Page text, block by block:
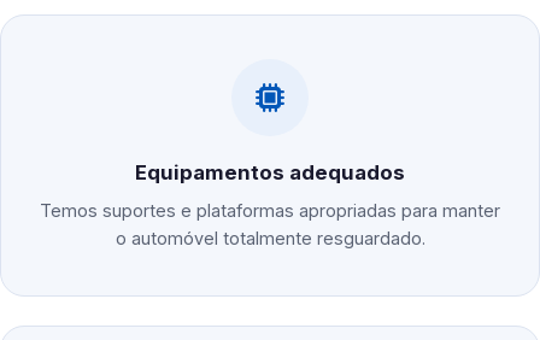
Equipamentos adequados
Temos suportes e plataformas apropriadas para manter
o automóvel totalmente resguardado.